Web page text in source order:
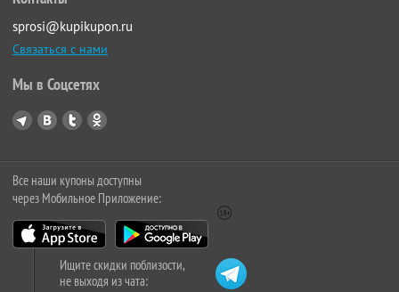
sprosi@kupikupon.ru
Связаться с нами
Мы в Соцсетях
Все наши купоны доступны
через Мобильное Приложение:
Ищите скидки поблизости,
не выходя из чата: